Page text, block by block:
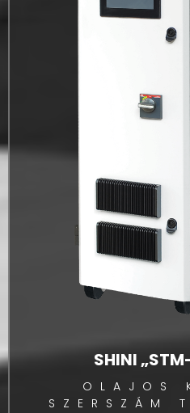
SHINI
OLAJOS
SZERSZÁM